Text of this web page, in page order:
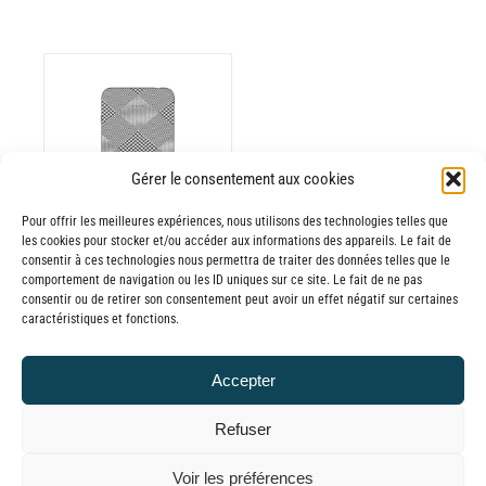
Gérer le consentement aux cookies
Pour offrir les meilleures expériences, nous utilisons des technologies telles que
les cookies pour stocker et/ou accéder aux informations des appareils. Le fait de
consentir à ces technologies nous permettra de traiter des données telles que le
comportement de navigation ou les ID uniques sur ce site. Le fait de ne pas
consentir ou de retirer son consentement peut avoir un effet négatif sur certaines
caractéristiques et fonctions.
Accepter
Refuser
Voir les préférences
Batterie externe
MANA Prince de
65,00€Plage
TTC